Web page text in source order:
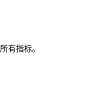
有指标。